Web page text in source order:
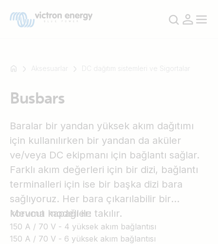
Mesela
Multiplus-
Orion
SmartShunt
Aksesuarlar DC dağıtım sistemleri ve Sigortalar
Busbars
Baralar bir yandan yüksek akım dağıtımı
için kullanılırken bir yandan da aküler
ve/veya DC ekipmanı için bağlantı sağlar.
Farklı akım değerleri için bir dizi, bağlantı
terminalleri için ise bir başka dizi bara
sağlıyoruz. Her bara çıkarılabilir bir
koruma kapağı ile takılır.
Mevcut modeller:
150 A / 70 V - 4 yüksek akım bağlantısı
150 A / 70 V - 6 yüksek akım bağlantısı